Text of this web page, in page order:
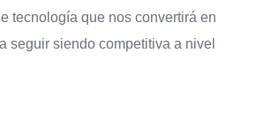
tecnología que nos convertirá en
seguir siendo competitiva a nivel